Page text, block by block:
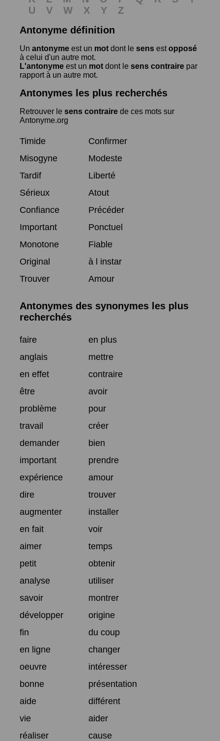
U
V W X Y
Z
Antonyme définition
Un antonyme est un mot dont le sens estopposé
à celui d'un autre mot.
L'antonyme est un mot dont le sens contraire par
rapport à un autre mot.
Antonymes les plus recherchés
Retrouver le sens contraire de ces mots sur
Antonyme.org
Timide
Confirmer
Misogyne
Modeste
Tardif
Liberté
Sérieux
Atout
Confiance
Précéder
Important
Ponctuel
Monotone
Fiable
Original
à l instar
Trouver
Amour
Antonymes des synonymes les plus
recherchés
faire
en plus
anglais
mettre
en effet
contraire
être
avoir
problème
pour
travail
créer
demander
bien
important
prendre
expérience
amour
dire
trouver
augmenter
installer
en fait
voir
aimer
temps
petit
obtenir
analyse
utiliser
savoir
montrer
développer
origine
fin
du coup
en ligne
changer
oeuvre
intéresser
bonne
présentation
aide
différent
vie
aider
réaliser
cause